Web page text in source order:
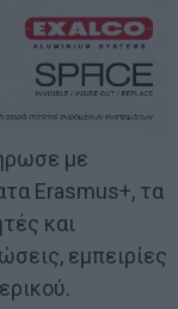
με
Erasmus+, τα
και
εμπειρίες